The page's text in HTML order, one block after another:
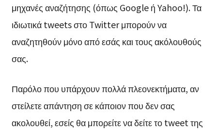
μηχανές αναζήτησης (όπως Google ή Yahoo!). Τα
ιδιωτικά tweets στο Twitter μπορούν να
αναζητηθούν μόνο από εσάς και τους ακόλουθούς
σας.
Παρόλο που υπάρχουν πολλά πλεονεκτήματα, αν
στείλετε απάντηση σε κάποιον που δεν σας
ακολουθεί, εσείς θα μπορείτε να δείτε το tweet της